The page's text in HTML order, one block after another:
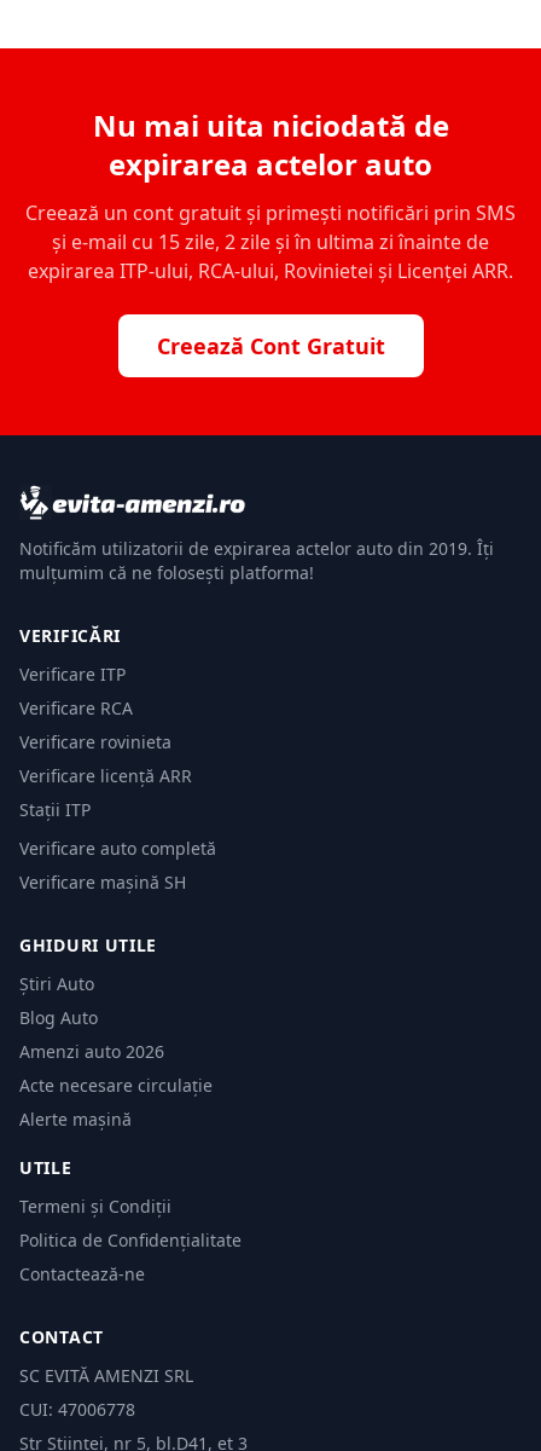
Nu mai uita niciodată de
expirarea actelor auto
Creează un cont gratuit și primești notificări prin SMS
și e-mail cu 15 zile, 2 zile și în ultima zi înainte de
expirarea ITP-ului, RCA-ului, Rovinietei și Licenței ARR.
Creează Cont Gratuit
Notificăm utilizatorii de expirarea actelor auto din 2019. Îți
mulțumim că ne folosești platforma!
VERIFICĂRI
Verificare ITP
Verificare RCA
Verificare rovinieta
Verificare licență ARR
Stații ITP
Verificare auto completă
Verificare mașină SH
GHIDURI UTILE
Știri Auto
Blog Auto
Amenzi auto 2026
Acte necesare circulație
Alerte mașină
UTILE
Termeni și Condiții
Politica de Confidențialitate
Contactează-ne
CONTACT
SC EVITĂ AMENZI SRL
CUI: 47006778
Str Științei, nr 5, bl.D41, et 3